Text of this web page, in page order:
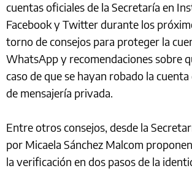
cuentas oficiales de la Secretaría en
Facebook y Twitter durante los
torno de consejos para proteger la
WhatsApp y recomendaciones sobre
caso de que se hayan robado la
de mensajería privada.
Entre otros consejos, desde la
por Micaela Sánchez Malcom
la verificación en dos pasos de la